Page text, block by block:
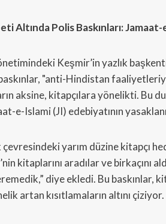
Altında Polis Baskınları:
Keşmir’in yazlık
"anti-Hindistan
aksine, kitapçılara yönelikti. Bu
e-Islami (JI) edebiyatının
çevresindeki yarım düzine kitapçı
kitaplarını aradılar ve
diye ekledi. Bu baskınlar,
artan kısıtlamaların altını çiziyor.